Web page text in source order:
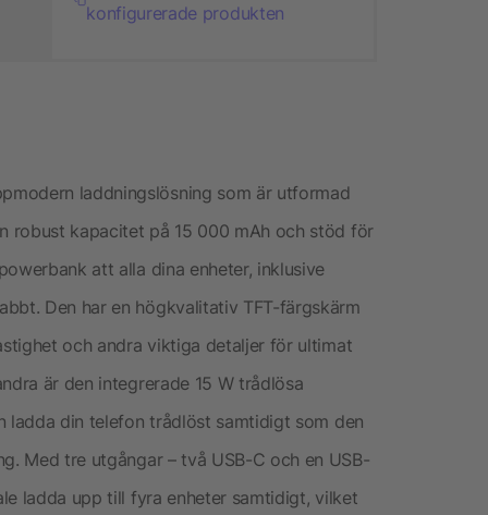
konfigurerade produkten
laddningslösning som är utformad
robust kapacitet på 15 000 mAh och stöd för
att alla dina enheter, inklusive
Den har en högkvalitativ TFT-färgskärm
och andra viktiga detaljer för ultimat
är den integrerade 15 W trådlösa
ladda din telefon trådlöst samtidigt som den
Med tre utgångar – två USB-C och en USB-
ladda upp till fyra enheter samtidigt, vilket